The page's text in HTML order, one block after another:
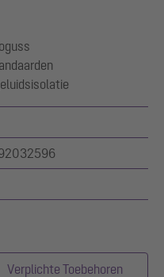
Verplichte Toebehoren